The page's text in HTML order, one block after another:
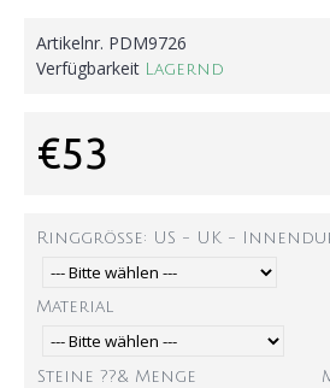
Artikelnr. PDM9726
Verfügbarkeit
Lagernd
€53
Ringgröße: US - UK -
Material
Steine ??& Menge